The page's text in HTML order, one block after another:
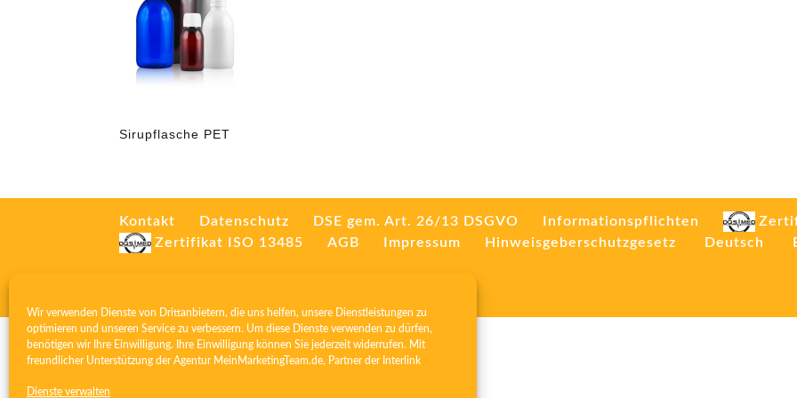
Wir verwenden Dienste von Drittanbietern, die uns helfen, unsere Dienstleistungen zu
optimieren und unseren Service zu verbessern. Um diese Dienste verwenden zu dürfen,
benötigen wir Ihre Einwilligung. Ihre Einwilligung können Sie jederzeit widerrufen. Mit
freundlicher Unterstützung der Agentur MeinMarketingTeam.de, Partner der Interlink
Dienste verwalten
Sirupflasche PET
Kontakt Datenschutz DSE gem. Art. 26/13 DSGVO Informationspflichten
Zertifikat ISO 13485
AGB Impressum Hinweisgeberschutzgesetz Deutsch